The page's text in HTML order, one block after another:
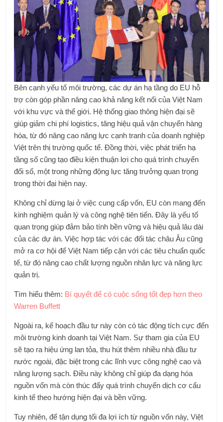
Bên cạnh yếu tố môi trường, các dự án hạ tầng do EU hỗ
trợ còn góp phần nâng cao khả năng kết nối của Việt Nam
với khu vực và thế giới. Hệ thống giao thông hiện đại sẽ
giúp giảm chi phí logistics, tăng hiệu quả vận chuyển hàng
hóa, từ đó nâng cao năng lực cạnh tranh của doanh nghiệp
Việt trên thị trường quốc tế. Đồng thời, việc phát triển hạ
tầng số cũng tạo điều kiện thuận lợi cho quá trình chuyển
đổi số, một trong những động lực tăng trưởng quan trọng
trong thời đại hiện nay.
Không chỉ dừng lại ở việc cung cấp vốn, EU còn mang đến
kinh nghiệm quản lý và công nghệ tiên tiến. Đây là yếu tố
quan trọng giúp đảm bảo tính bền vững và hiệu quả lâu dài
của các dự án. Việc hợp tác với các đối tác châu Âu cũng
mở ra cơ hội để Việt Nam tiếp cận với các tiêu chuẩn quốc
tế, từ đó nâng cao chất lượng nguồn nhân lực và năng lực
quản trị.
Tìm hiểu thêm: Bí quyết để có cuộc sống tốt đẹp hơn theo
Warren Buffett
Ngoài ra, kế hoạch đầu tư này còn có tác động tích cực đến
môi trường kinh doanh tại Việt Nam. Sự tham gia của EU
sẽ tạo ra hiệu ứng lan tỏa, thu hút thêm nhiều nhà đầu tư
nước ngoài, đặc biệt trong các lĩnh vực công nghệ cao và
năng lượng sạch. Điều này không chỉ giúp đa dạng hóa
nguồn vốn mà còn thúc đẩy quá trình chuyển dịch cơ cấu
kinh tế theo hướng hiện đại và bền vững.
Tuy nhiên, để tận dụng tối đa lợi ích từ nguồn vốn này, Việt